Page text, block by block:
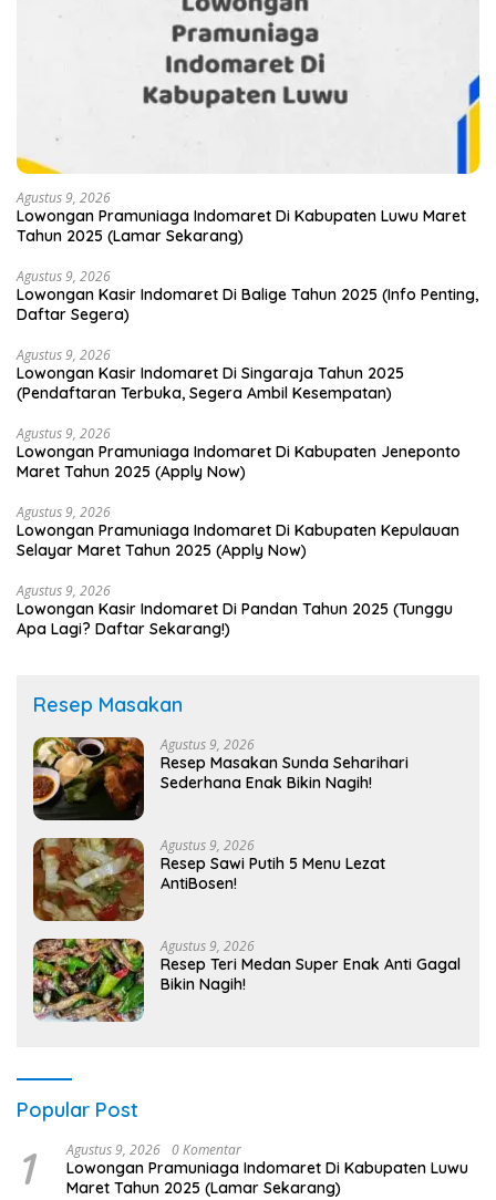
Agustus 9, 2026
Lowongan Pramuniaga Indomaret Di Kabupaten Luwu Maret
Tahun 2025 (Lamar Sekarang)
Agustus 9, 2026
Lowongan Kasir Indomaret Di Balige Tahun 2025 (Info Penting,
Daftar Segera)
Agustus 9, 2026
Lowongan Kasir Indomaret Di Singaraja Tahun 2025
(Pendaftaran Terbuka, Segera Ambil Kesempatan)
Agustus 9, 2026
Lowongan Pramuniaga Indomaret Di Kabupaten Jeneponto
Maret Tahun 2025 (Apply Now)
Agustus 9, 2026
Lowongan Pramuniaga Indomaret Di Kabupaten Kepulauan
Selayar Maret Tahun 2025 (Apply Now)
Agustus 9, 2026
Lowongan Kasir Indomaret Di Pandan Tahun 2025 (Tunggu
Apa Lagi? Daftar Sekarang!)
Resep Masakan
Agustus 9, 2026
Resep Masakan Sunda Seharihari
Sederhana Enak Bikin Nagih!
Agustus 9, 2026
Resep Sawi Putih 5 Menu Lezat
AntiBosen!
Agustus 9, 2026
Resep Teri Medan Super Enak Anti Gagal
Bikin Nagih!
Popular Post
1 Agustus 9, 2026 0 Komentar
Lowongan Pramuniaga Indomaret Di Kabupaten Luwu
Maret Tahun 2025 (Lamar Sekarang)